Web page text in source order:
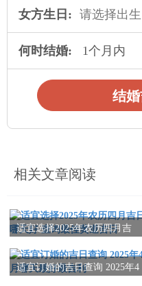
选好日子，订婚之事才能圆
活，让这份美好长久延续。
女方生日:
何时结婚:
结
相关文章阅读
适宜选择2025年农历四月吉
适宜订婚的吉日查询 2025年4